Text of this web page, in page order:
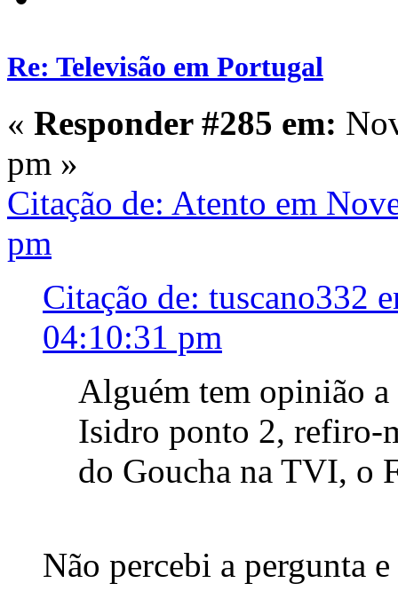
Re: Televisão em Portugal
« Responder #285 em:
pm »
Citação de: Atento em
pm
Citação de: tuscano332
04:10:31 pm
Alguém tem opinião
Isidro ponto 2, refiro-
do Goucha na TVI, o
Não percebi a pergunta